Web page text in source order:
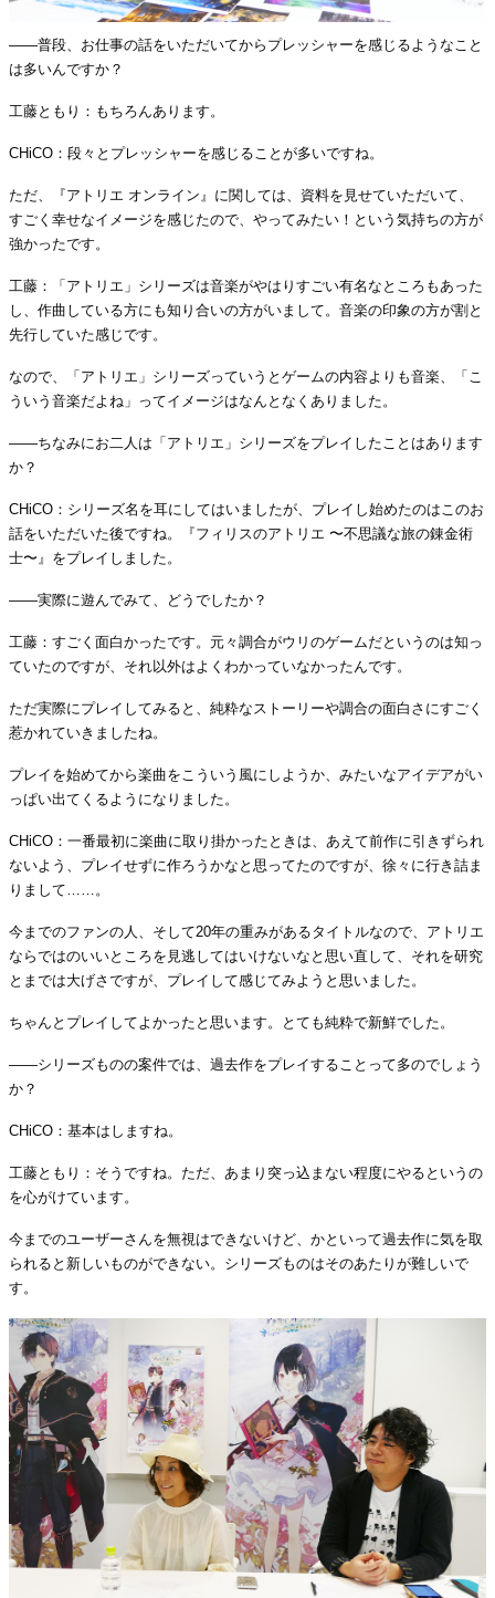
――普段、お仕事の話をいただいてからプレッシャーを感じるようなこと
は多いんですか？
工藤ともり：もちろんあります。
CHiCO：段々とプレッシャーを感じることが多いですね。
ただ、『アトリエ オンライン』に関しては、資料を見せていただいて、
すごく幸せなイメージを感じたので、やってみたい！という気持ちの方が
強かったです。
工藤：「アトリエ」シリーズは音楽がやはりすごい有名なところもあった
し、作曲している方にも知り合いの方がいまして。音楽の印象の方が割と
先行していた感じです。
なので、「アトリエ」シリーズっていうとゲームの内容よりも音楽、「こ
ういう音楽だよね」ってイメージはなんとなくありました。
――ちなみにお二人は「アトリエ」シリーズをプレイしたことはあります
か？
CHiCO：シリーズ名を耳にしてはいましたが、プレイし始めたのはこのお
話をいただいた後ですね。『フィリスのアトリエ 〜不思議な旅の錬金術
士〜』をプレイしました。
――実際に遊んでみて、どうでしたか？
工藤：すごく面白かったです。元々調合がウリのゲームだというのは知っ
ていたのですが、それ以外はよくわかっていなかったんです。
ただ実際にプレイしてみると、純粋なストーリーや調合の面白さにすごく
惹かれていきましたね。
プレイを始めてから楽曲をこういう風にしようか、みたいなアイデアがい
っぱい出てくるようになりました。
CHiCO：一番最初に楽曲に取り掛かったときは、あえて前作に引きずられ
ないよう、プレイせずに作ろうかなと思ってたのですが、徐々に行き詰ま
りまして……。
今までのファンの人、そして20年の重みがあるタイトルなので、アトリエ
ならではのいいところを見逃してはいけないなと思い直して、それを研究
とまでは大げさですが、プレイして感じてみようと思いました。
ちゃんとプレイしてよかったと思います。とても純粋で新鮮でした。
――シリーズものの案件では、過去作をプレイすることって多のでしょう
か？
CHiCO：基本はしますね。
工藤ともり：そうですね。ただ、あまり突っ込まない程度にやるというの
を心がけています。
今までのユーザーさんを無視はできないけど、かといって過去作に気を取
られると新しいものができない。シリーズものはそのあたりが難しいで
す。